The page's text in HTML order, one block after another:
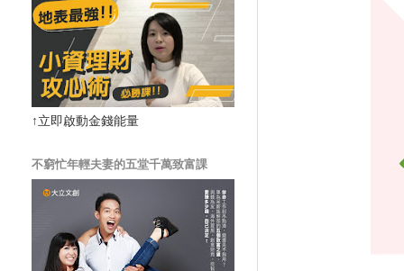
↑立即啟動金錢能量
不窮忙年輕夫妻的五堂千萬致富課